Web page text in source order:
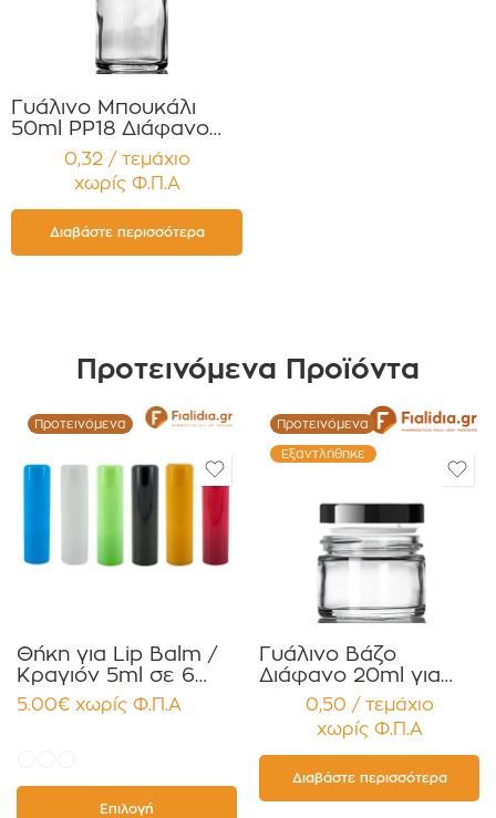
Γυάλινο Μπουκάλι
50ml PP18 Διάφανο
για Αιθέρια Έλαια,
Βάμματα Συσκευασία
12 τεμαχίων
0,32 / τεμάχιο
χωρίς Φ.Π.Α
Διαβάστε περισσότερα
Προτεινόμενα Προϊόντα
Προτεινόμενα
Θήκη για Lip Balm /
Κραγιόν 5ml σε 6
χρώματα Πακέτο
10τεμ.
5.00€ χωρίς Φ.Π.Α
Επιλογή
Προτεινόμενα
Εξαντλήθηκε
Γυάλινο Βάζο
Διάφανο 20ml για
Κρέμες και
Κηραλοιφές με
Μαύρο Γυαλιστερό
Καπάκι Παρέμβυσμα
Συσκευασία 12
τεμαχίων
0,50 / τεμάχιο
χωρίς Φ.Π.Α
Διαβάστε περισσότερα